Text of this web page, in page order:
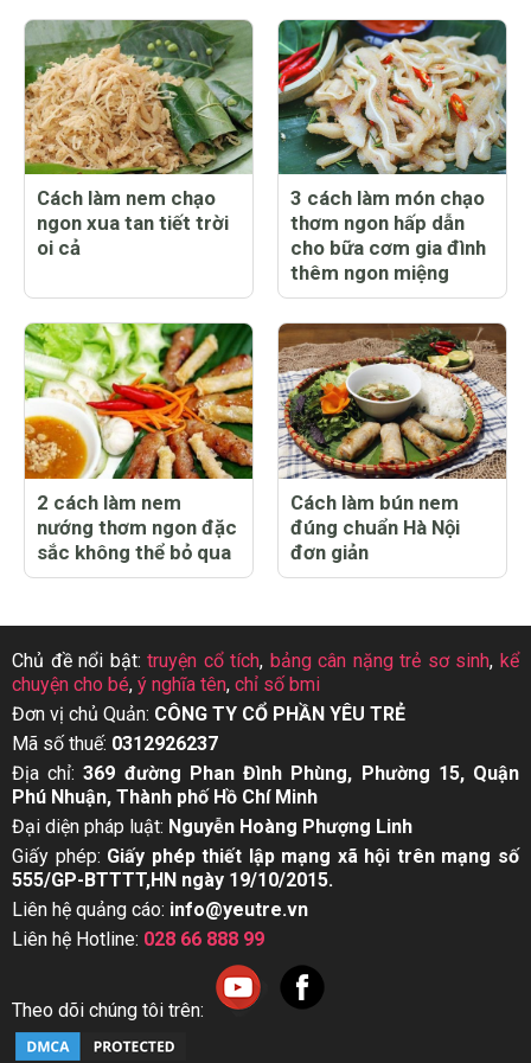
Cách làm nem chạo
ngon xua tan tiết trời
oi cả
3 cách làm món chạo
thơm ngon hấp dẫn
cho bữa cơm gia đình
thêm ngon miệng
2 cách làm nem
nướng thơm ngon đặc
sắc không thể bỏ qua
Cách làm bún nem
đúng chuẩn Hà Nội
đơn giản
Chủ đề nổi bật:truyện cổ tích, bảng cân nặng trẻ sơ sinh,kể
chuyện cho bé, ý nghĩa tên, chỉ số bmi
Đơn vị chủ Quản: CÔNG TY CỔ PHẦN YÊU TRẺ
Mã số thuế: 0312926237
Địa chỉ:369 đường Phan Đình Phùng, Phường 15, Quận
Phú Nhuận, Thành phố Hồ Chí Minh
Đại diện pháp luật: Nguyễn Hoàng Phượng Linh
Giấy phép: Giấy phép thiết lập mạng xã hội trên mạng số
555/GP-BTTTT,HN ngày 19/10/2015.
Liên hệ quảng cáo: info@yeutre.vn
Liên hệ Hotline: 028 66 888 99
Theo dõi chúng tôi trên: